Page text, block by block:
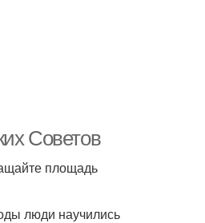
Советов
площадь
люди научились